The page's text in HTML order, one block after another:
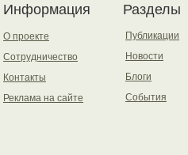
Информация
О проекте
Сотрудничество
Контакты
Реклама на сайте
Разделы
Публикации
Новости
Блоги
События